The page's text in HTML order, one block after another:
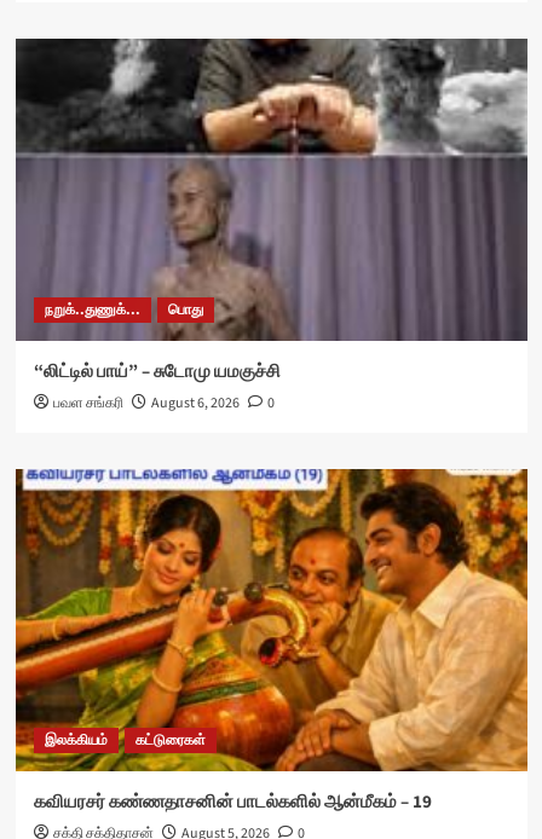
நறுக்..துணுக்... பொது
“லிட்டில் பாய்” – சுடோமு யமகுச்சி
பவள சங்கரி August 6, 2026 0
இலக்கியம் கட்டுரைகள்
கவியரசர் கண்ணதாசனின் பாடல்களில் ஆன்மீகம் – 19
சக்தி சக்திதாசன் August 5, 2026 0